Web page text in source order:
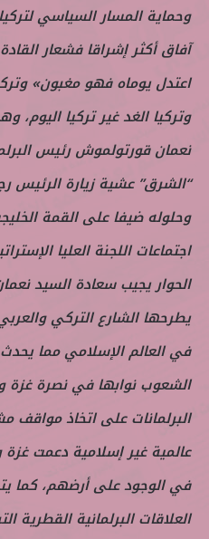
وحماية المسار السياسي
آفاق أكثر إشراقا فشعار
اعتدل يوماه فهو مغبون»
وتركيا الغد غير تركيا اليوم،
نعمان قورتولموش رئيس
“الشرق” عشية زيارة الرئيس
وحلوله ضيفا على القمة
اجتماعات اللجنة العليا
الحوار يجيب سعادة السيد
يطرحها الشارع التركي
في العالم الإسلامي مما
الشعوب نوابها في نصرة
البرلمانات على اتخاذ مواقف
عالمية غير إسلامية دعمت
في الوجود على أرضهم، كما
العلاقات البرلمانية القطرية